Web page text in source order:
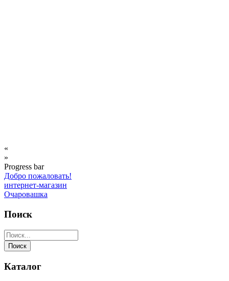
«
»
Progress bar
Добро пожаловать!
интернет-магазин
Очаровашка
Поиск
Поиск
Каталог